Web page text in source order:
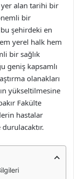
yer alan tarihi bir
bir
şehirdeki en
yerel halk hem
bir sağlık
geniş kapsamlı
olanakları
yükseltilmesine
Fakülte
hastalar